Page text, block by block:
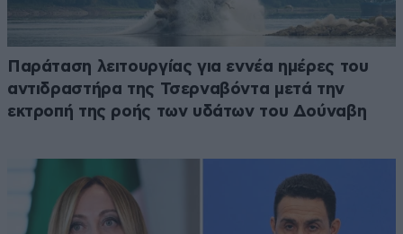
Παράταση λειτουργίας για εννέα ημέρες του
αντιδραστήρα της Τσερναβόντα μετά την
εκτροπή της ροής των υδάτων του Δούναβη